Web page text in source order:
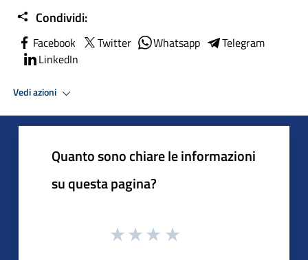
Condividi:
Facebook Twitter Whatsapp
Telegram
LinkedIn
Vedi azioni
Quanto sono chiare le informazioni
su questa pagina?